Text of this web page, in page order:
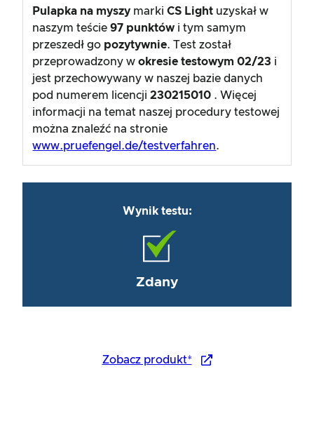
Pulapka na myszy markiCS Light uzyskał w
naszym teście 97 punktów i tym samym
przeszedł go pozytywnie. Test został
przeprowadzony wokresie testowym 02/23 i
jest przechowywany w naszej bazie danych
pod numerem licencji230215010 . Więcej
informacji na temat naszej procedury testowej
można znaleźć na stronie
www.pruefengel.de/testverfahren.
Wynik testu:
Zdany
Zobacz produkt*